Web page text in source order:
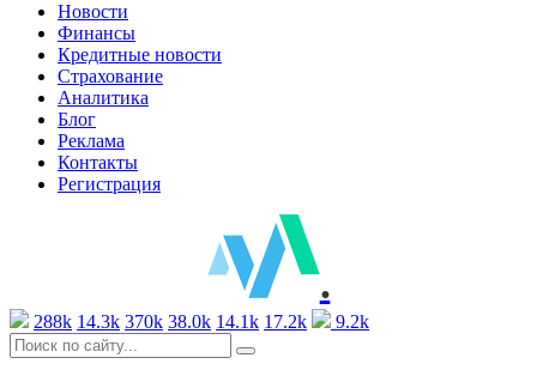
Новости
Финансы
Кредитные новости
Страхование
Аналитика
Блог
Реклама
Контакты
Регистрация
.
288k 14.3k 370k 38.0k 14.1k 17.2k 9.2k